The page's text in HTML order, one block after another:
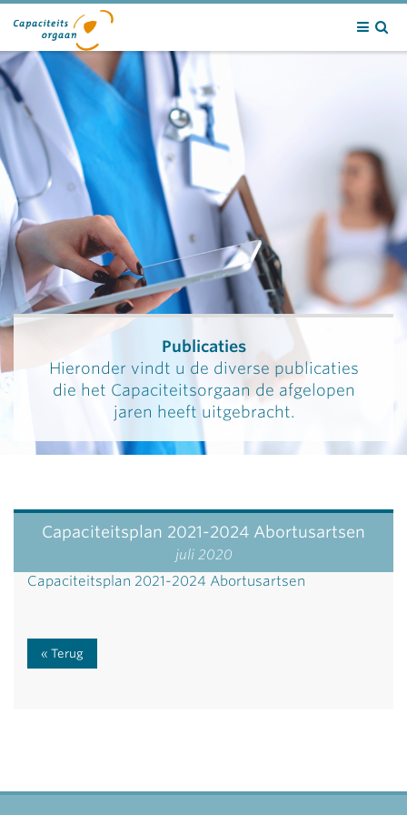
Publicaties
Hieronder vindt u de diverse publicaties
die het Capaciteitsorgaan de afgelopen
jaren heeft uitgebracht.
Capaciteitsplan 2021-2024 Abortusartsen
juli 2020
Capaciteitsplan 2021-2024 Abortusartsen
Terug